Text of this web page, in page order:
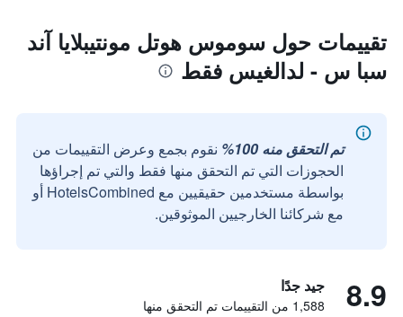
تقييمات حول سوموس هوتل مونتيبلايا آند
سبا س - لدالغيس فقط
تم التحقق منه 100%
نقوم بجمع وعرض التقييمات من
الحجوزات التي تم التحقق منها فقط والتي تم إجراؤها
بواسطة مستخدمين حقيقيين مع HotelsCombined أو
مع شركائنا الخارجيين الموثوقين.
8.9 جيد جدًا
1,588 من التقييمات تم التحقق منها